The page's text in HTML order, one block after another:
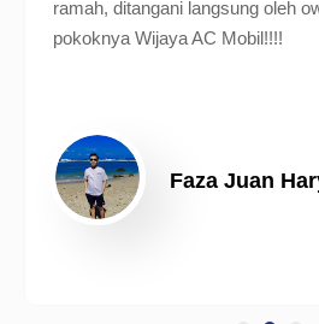
ramah, ditangani langsung oleh
pokoknya Wijaya AC Mobil!!!!
Faza Juan